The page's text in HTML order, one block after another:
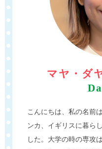
マヤ・ダ
こんにちは、私の名前
ンカ、イギリスに暮ら
した。大学の時の専攻